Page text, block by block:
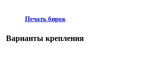
Печать бирок
Варианты крепления